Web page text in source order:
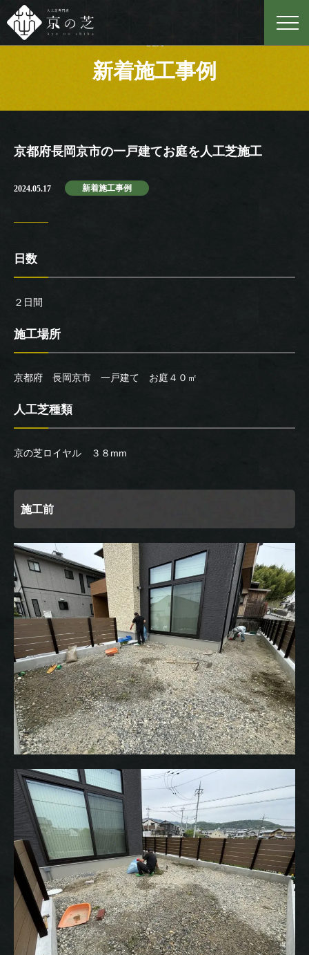
Case
新着施工事例
京都府長岡京市の一戸建てお庭を人工芝施工
2024.05.17 新着施工事例
日数
２日間
施工場所
京都府 長岡京市 一戸建て お庭４０㎡
人工芝種類
京の芝ロイヤル ３８mm
施工前